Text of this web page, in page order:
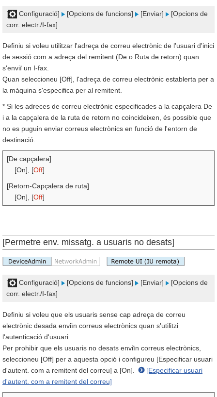
[ Configuració] [Opcions de funcions] [Enviar]
[Opcions de
corr. electr./I-fax]
Definiu si voleu utilitzar l'adreça de correu electrònic de l'usuari d'inici
de sessió com a adreça del remitent (De o Ruta de retorn) quan
s'enviï un I-fax.
Quan seleccioneu [Off], l'adreça de correu electrònic establerta per a
la màquina s'especifica per al remitent.
* Si les adreces de correu electrònic especificades a la capçalera De
i a la capçalera de la ruta de retorn no coincideixen, és possible que
no es puguin enviar correus electrònics en funció de l'entorn de
destinació.
[De capçalera]
[On], [Off]
[Retorn-Capçalera de ruta]
[On], [Off]
[Permetre env. missatg. a usuaris no desats]
[ Configuració] [Opcions de funcions] [Enviar]
[Opcions de
corr. electr./I-fax]
Definiu si voleu que els usuaris sense cap adreça de correu
electrònic desada enviïn correus electrònics quan s'utilitzi
l'autenticació d'usuari.
Per prohibir que els usuaris no desats enviïn correus electrònics,
seleccioneu [Off] per a aquesta opció i configureu [Especificar usuari
d'autent. com a remitent del correu] a [On].
[Especificar usuari
d'autent. com a remitent del correu]